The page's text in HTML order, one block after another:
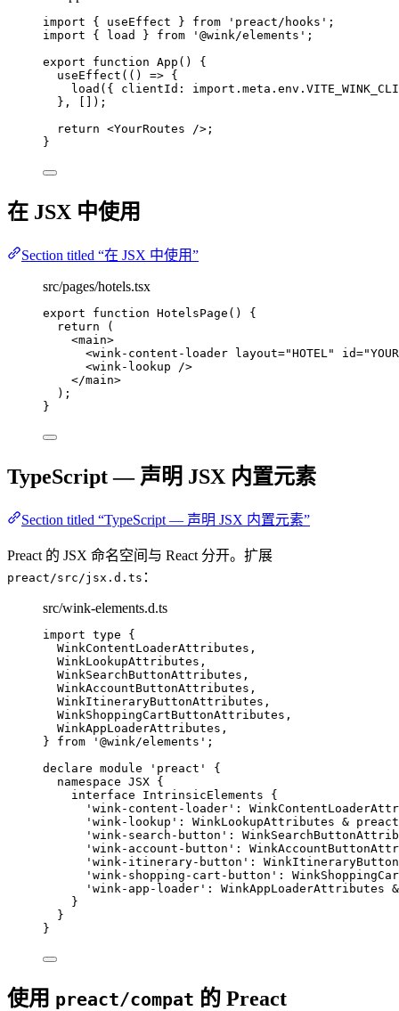
import { useEffect } from ' preact/hooks ' ;
import { load } from ' @wink/elements ' ;
export
function App ()
{
useEffect ( () => {
load ({ clientId: import. meta . env .
} ,
[]);
return <YourRoutes /> ;
}
在 JSX 中使用
Section titled “在 JSX 中使用”
src/pages/hotels.tsx
export function HotelsPage ()
{
return (
<main>
<wink-content-loader layout="HOTEL" id="
<wink-lookup />
</main>
);
}
TypeScript — 声明 JSX 内置元素
Section titled “TypeScript — 声明 JSX 内置元素”
Preact 的 JSX 命名空间与 React 分开。扩展
preact/src/jsx.d.ts ：
src/wink-elements.d.ts
import type {
WinkContentLoaderAttributes,
WinkLookupAttributes,
WinkSearchButtonAttributes,
WinkAccountButtonAttributes,
WinkItineraryButtonAttributes,
WinkShoppingCartButtonAttributes,
WinkAppLoaderAttributes,
} from ' @wink/elements ' ;
declare module ' preact '
{
namespace JSX {
interface IntrinsicElements {
' wink-content-loader ' :
' wink-lookup ' : WinkLookupAttributes & preact
' wink-search-button ' :
' wink-account-button ' :
' wink-itinerary-button ' :
' wink-shopping-cart-button ' :
' wink-app-loader ' : WinkAppLoaderAttributes &
}
}
}
使用 preact/compat 的 Preact